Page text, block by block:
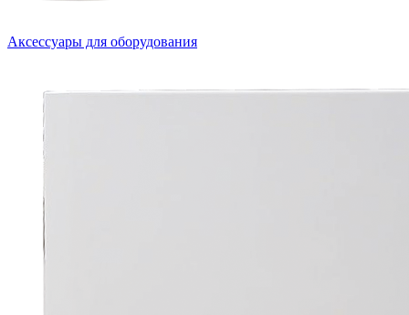
Аксессуары для оборудования